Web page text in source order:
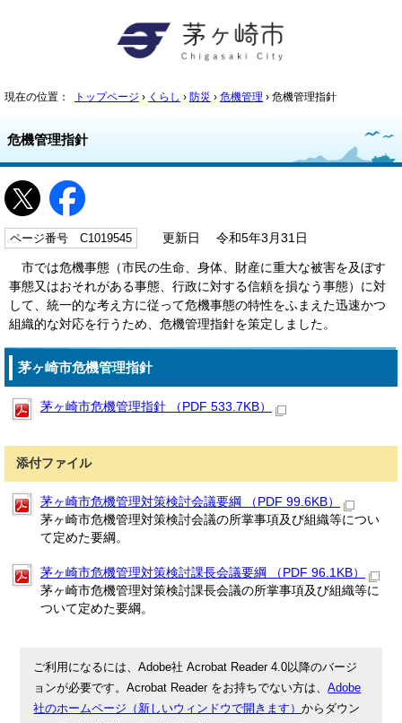
現在の位置： トップページ › くらし › 防災 › 危機管理 › 危機管理指針
危機管理指針
ページ番号 C1019545 更新日 令和5年3月31日
市では危機事態（市民の生命、身体、財産に重大な被害を及ぼす
事態又はおそれがある事態、行政に対する信頼を損なう事態）に対
して、統一的な考え方に従って危機事態の特性をふまえた迅速かつ
組織的な対応を行うため、危機管理指針を策定しました。
茅ヶ崎市危機管理指針
茅ヶ崎市危機管理指針 （PDF 533.7KB）
添付ファイル
茅ヶ崎市危機管理対策検討会議要綱 （PDF 99.6KB）
茅ヶ崎市危機管理対策検討会議の所掌事項及び組織等につい
て定めた要綱。
茅ヶ崎市危機管理対策検討課長会議要綱 （PDF 96.1KB）
茅ヶ崎市危機管理対策検討課長会議の所掌事項及び組織等に
ついて定めた要綱。
ご利用になるには、Adobe社 Acrobat Reader 4.0以降のバージ
ョンが必要です。Acrobat Reader をお持ちでない方は、Adobe
社のホームページ（新しいウィンドウで開きます）からダウン